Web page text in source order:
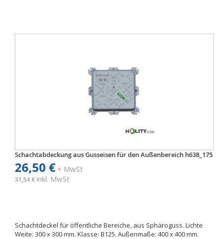
Schachtabdeckung aus Gusseisen für den Außenbereich h638_175
26,50 €+ MwSt
31,54 € inkl. MwSt
Schachtdeckel für öffentliche Bereiche, aus Sphäroguss. Lichte
Weite: 300 x 300 mm. Klasse: B125. Außenmaße: 400 x 400 mm.